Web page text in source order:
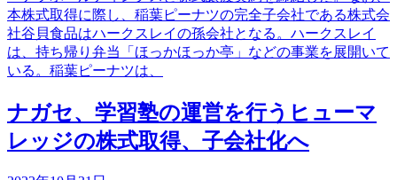
本株式取得に際し、稲葉ピーナツの完全子会社である株式会
社谷貝食品はハークスレイの孫会社となる。ハークスレイ
は、持ち帰り弁当「ほっかほっか亭」などの事業を展開いて
いる。稲葉ピーナツは、
ナガセ、学習塾の運営を行うヒューマ
レッジの株式取得、子会社化へ